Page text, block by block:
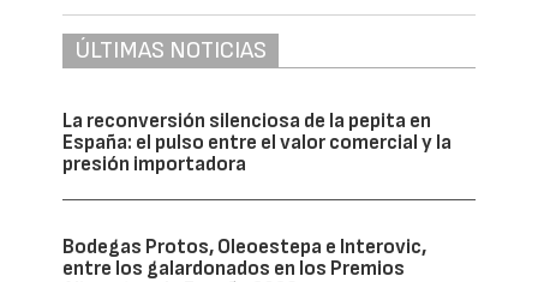
ÚLTIMAS NOTICIAS
La reconversión silenciosa de la pepita en
España: el pulso entre el valor comercial y la
presión importadora
Bodegas Protos, Oleoestepa e Interovic,
entre los galardonados en los Premios